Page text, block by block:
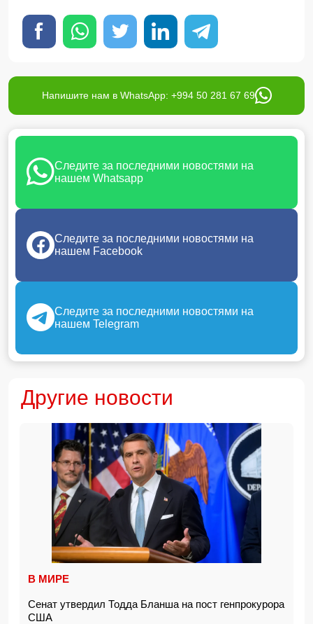
Напишите нам в WhatsApp: +994 50 281 67 69
Следите за последними новостями на
нашем Whatsapp
Следите за последними новостями на
нашем Facebook
Следите за последними новостями на
нашем Telegram
Другие новости
В МИРЕ
Сенат утвердил Тодда Бланша на пост генпрокурора
США